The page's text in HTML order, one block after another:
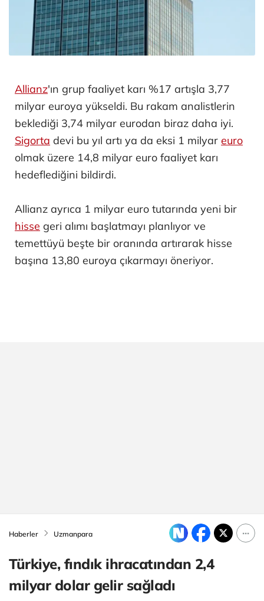
Allianz'ın grup faaliyet karı %17 artışla 3,77
milyar euroya yükseldi. Bu rakam analistlerin
beklediği 3,74 milyar eurodan biraz daha iyi.
Sigorta devi bu yıl artı ya da eksi 1 milyar euro
olmak üzere 14,8 milyar euro faaliyet karı
hedeflediğini bildirdi.
Allianz ayrıca 1 milyar euro tutarında yeni bir
hisse geri alımı başlatmayı planlıyor ve
temettüyü beşte bir oranında artırarak hisse
başına 13,80 euroya çıkarmayı öneriyor.
Haberler Uzmanpara
Türkiye, fındık ihracatından 2,4
milyar dolar gelir sağladı